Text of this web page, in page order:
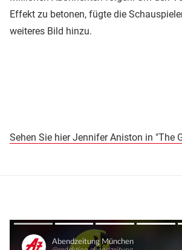
Effekt zu betonen, fügte die
weiteres Bild hinzu.
Sehen Sie hier Jennifer Aniston in "The